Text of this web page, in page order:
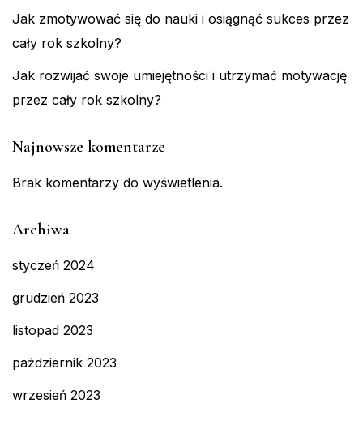
Jak zmotywować się do nauki i osiągnąć sukces przez
cały rok szkolny?
Jak rozwijać swoje umiejętności i utrzymać motywację
przez cały rok szkolny?
Najnowsze komentarze
Brak komentarzy do wyświetlenia.
Archiwa
styczeń 2024
grudzień 2023
listopad 2023
październik 2023
wrzesień 2023